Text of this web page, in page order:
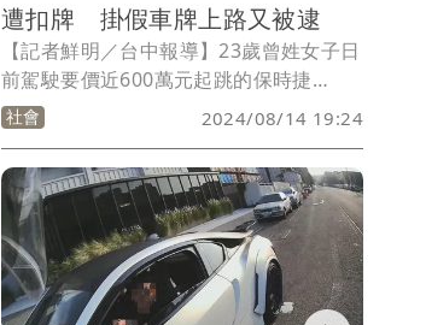
遭扣牌 掛假車牌上路又被逮
【記者鮮明／台中報導】23歲曾姓女子日
前駕駛要價近600萬元起跳的保時捷
Panamera轎車，行經台中市烏日區時遇
到警方取締酒駕勤務，曾女沒有酒駕，卻
被眼尖的警方發覺車牌有異。曾女坦承先
前因超速40公里以上被吊扣車牌，才上網
購買2面假車牌，但對賣家、購買價格一
問三不知。警方當場對曾女開單舉發、扣
車，最重可處1萬800元罰鍰，並依刑法偽
造特種文書罪移送法辦。
社會 2024/08/14 19:24